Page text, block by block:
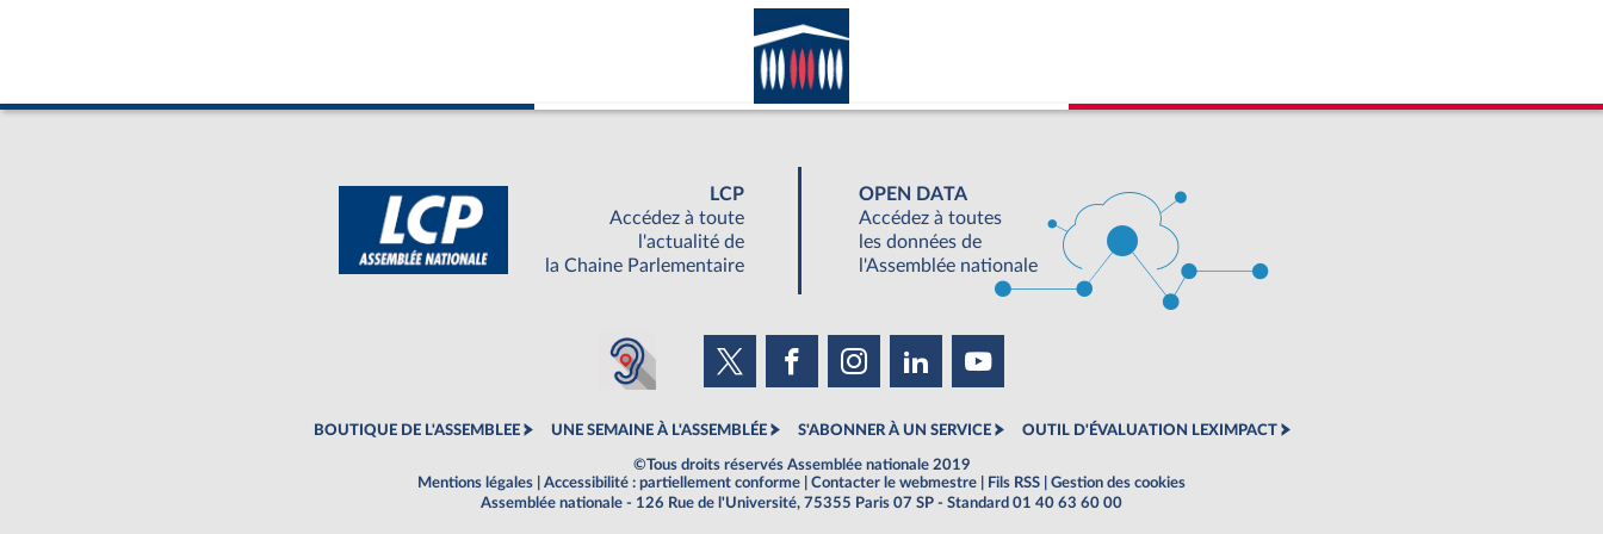
LCP
Accédez à toute
l'actualité de
la Chaine Parlementaire
OPEN DATA
Accédez à toutes
les données de
l'Assemblée nationale
BOUTIQUE DE L'ASSEMBLEE UNE SEMAINE À L'ASSEMBLÉE S'ABONNER À UN SERVICE OUTIL D'ÉVALUATION LEXIMPACT
©Tous droits réservés Assemblée nationale 2019
Mentions légales
Accessibilité : partiellement conforme Contacter le webmestre Fils RSS
Gestion des cookies
Assemblée nationale - 126 Rue de l'Université, 75355 Paris 07 SP - Standard 01 40 63 60 00